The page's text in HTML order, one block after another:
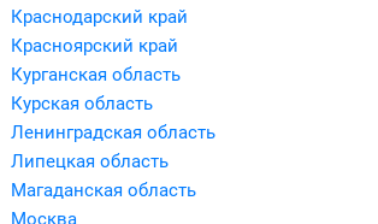
Краснодарский край
Красноярский край
Курганская область
Курская область
Ленинградская область
Липецкая область
Магаданская область
Москва